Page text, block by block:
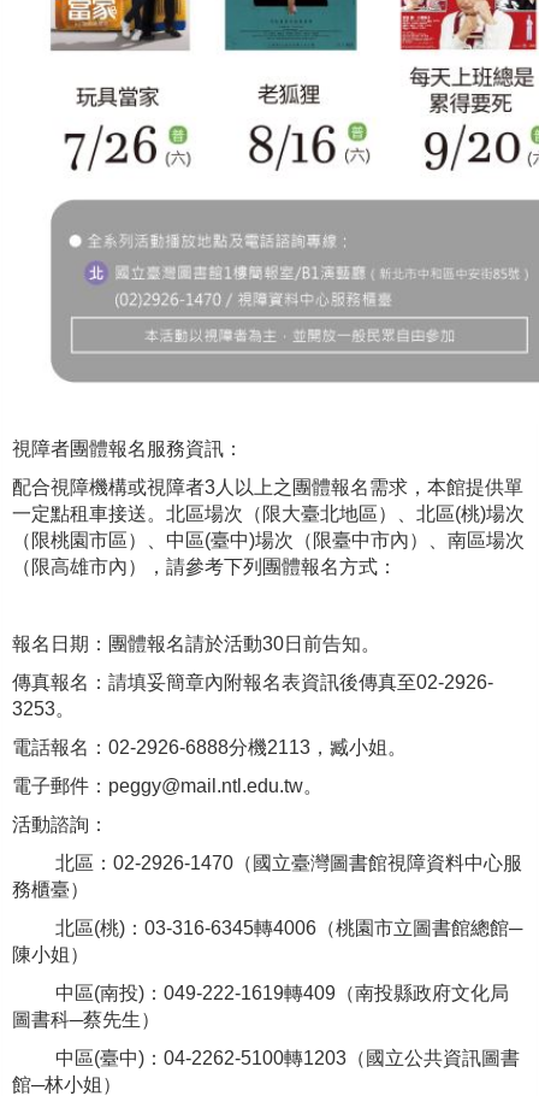
視障者團體報名服務資訊：
配合視障機構或視障者3人以上之團體報名需求，本館提供單
一定點租車接送。北區場次（限大臺北地區）、北區(桃)場次
（限桃園市區）、中區(臺中)場次（限臺中市內）、南區場次
（限高雄市內），請參考下列團體報名方式：
報名日期：團體報名請於活動30日前告知。
傳真報名：請填妥簡章內附報名表資訊後傳真至02-2926-
3253。
電話報名：02-2926-6888分機2113，臧小姐。
電子郵件：peggy@mail.ntl.edu.tw。
活動諮詢：
北區：02-2926-1470（國立臺灣圖書館視障資料中心服
務櫃臺）
北區(桃)：03-316-6345轉4006（桃園市立圖書館總館─
陳小姐）
中區(南投)：049-222-1619轉409（南投縣政府文化局
圖書科─蔡先生）
中區(臺中)：04-2262-5100轉1203（國立公共資訊圖書
館─林小姐）